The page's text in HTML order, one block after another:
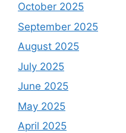
October 2025
September 2025
August 2025
July 2025
June 2025
May 2025
April 2025